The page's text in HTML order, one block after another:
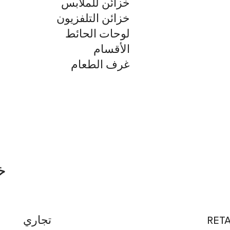
خزائن للملابس
خزائن التلفزيون
لوحات الحائط
الأقسام
غرف الطعام
تجاري